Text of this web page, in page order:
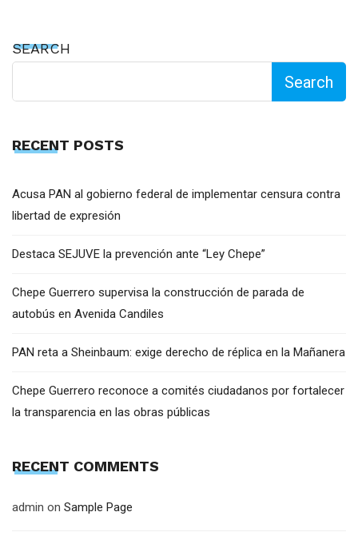
SEARCH
Search
RECENT POSTS
Acusa PAN al gobierno federal de implementar censura contra
libertad de expresión
Destaca SEJUVE la prevención ante “Ley Chepe”
Chepe Guerrero supervisa la construcción de parada de
autobús en Avenida Candiles
PAN reta a Sheinbaum: exige derecho de réplica en la Mañanera
Chepe Guerrero reconoce a comités ciudadanos por fortalecer
la transparencia en las obras públicas
RECENT COMMENTS
admin on Sample Page